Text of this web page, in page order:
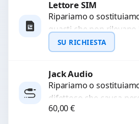
Lettore SIM
Ripariamo o
guasti che non rilevano
interrompono il
ricambi testati e
SU RICHIESTA
Richiedi
Jack Audio
Ripariamo o
difettoso che causa
sonora o impossibilità
60,00€